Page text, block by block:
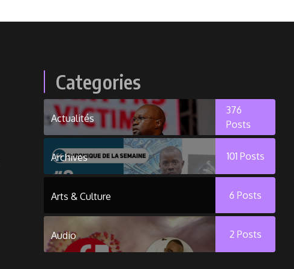
Categories
Actualités
376
Posts
Archives 101 Posts
Arts & Culture 6Posts
Audio 2Posts